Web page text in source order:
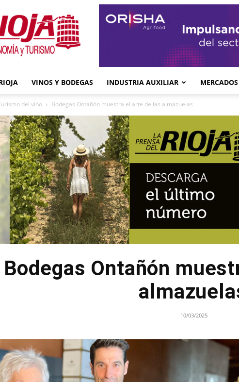
La
Prensa
del
Rioja
VINOS Y BODEGAS INDUSTRIA AUXILIAR MERCADOS
del vino Bodegas Ontañón muestra el arte de las almazuelas
Bodegas Ontañón
10/03/2025